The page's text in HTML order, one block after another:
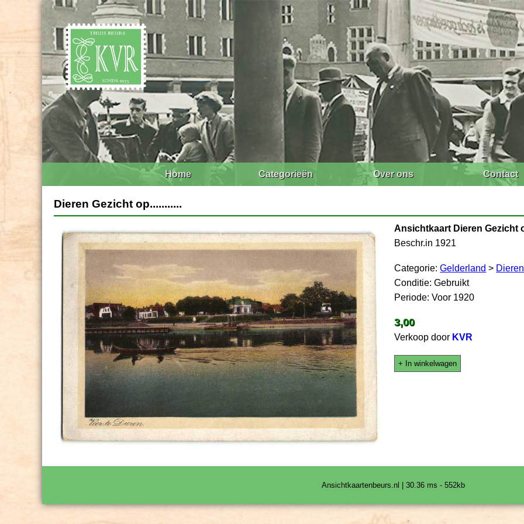
Home Categorieën Over ons Contact
Dieren Gezicht op...........
Ansichtkaart Dieren Gezicht
Beschr.in 1921
Categorie:Gelderland > Dieren
Conditie: Gebruikt
Periode: Voor 1920
3,00
Verkoop door KVR
+ In winkelwagen
Ansichtkaartenbeurs.nl | 30.36 ms - 552kb